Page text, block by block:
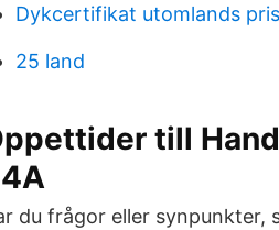
Dykcertifikat utomlands pris
25 land
till
du frågor eller synpunkter,